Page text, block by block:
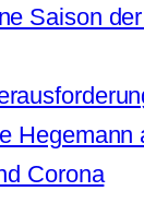
Saison
Hegemann
Corona